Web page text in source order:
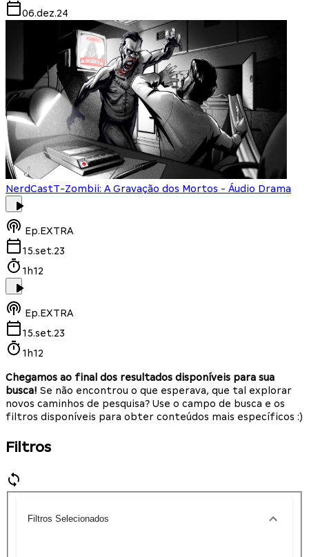
06.dez.24
NerdCastT-Zombii: A Gravação dos Mortos - Áudio Drama
Ep.EXTRA
15.set.23
1h12
Ep.EXTRA
15.set.23
1h12
Chegamos ao final dos resultados disponíveis para sua
busca! Se não encontrou o que esperava, que tal explorar
novos caminhos de pesquisa? Use o campo de busca e os
filtros disponíveis para obter conteúdos mais específicos :)
Filtros
Filtros Selecionados